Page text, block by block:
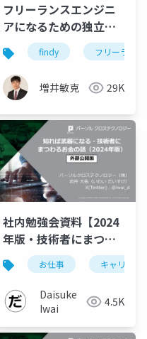
フリーランスエンジニ
アになるための独立準
備
findy フリーランス
増井敏克 29K
社内勉強会資料【2024
年版・技術者にまつわ
るお金の話】社外公開
版
お仕事 キャリア戦
Daisuke
Iwai
4.5K